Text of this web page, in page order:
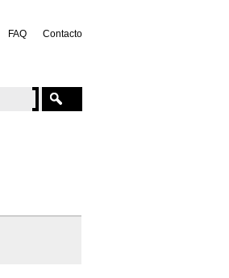
FAQ Contacto